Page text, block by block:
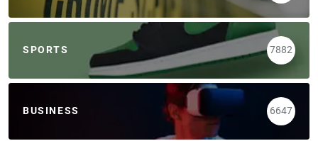
SPORTS 7882
BUSINESS 6647